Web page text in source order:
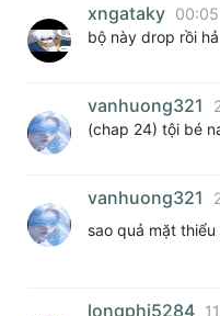
xngataky
bộ này drop rồi hả
vanhuong321
(chap 24) tội bé
vanhuong321
sao quả mặt
longphi5284